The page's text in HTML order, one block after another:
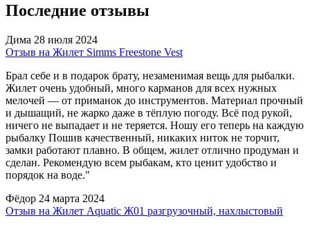
Последние отзывы
Дима 28 июля 2024
Отзыв на Жилет Simms Freestone Vest
Брал себе и в подарок брату, незаменимая вещь для рыбалки.
Жилет очень удобный, много карманов для всех нужных
мелочей — от приманок до инструментов. Материал прочный
и дышащий, не жарко даже в тёплую погоду. Всё под рукой,
ничего не выпадает и не теряется. Ношу его теперь на каждую
рыбалку Пошив качественный, никаких ниток не торчит,
замки работают плавно. В общем, жилет отлично продуман и
сделан. Рекомендую всем рыбакам, кто ценит удобство и
порядок на воде."
Фёдор 24 марта 2024
Отзыв на Жилет Aquatic Ж01 разгрузочный, нахлыстовый